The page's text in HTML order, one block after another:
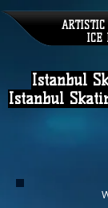
ICE
Istanbul
Istanbul